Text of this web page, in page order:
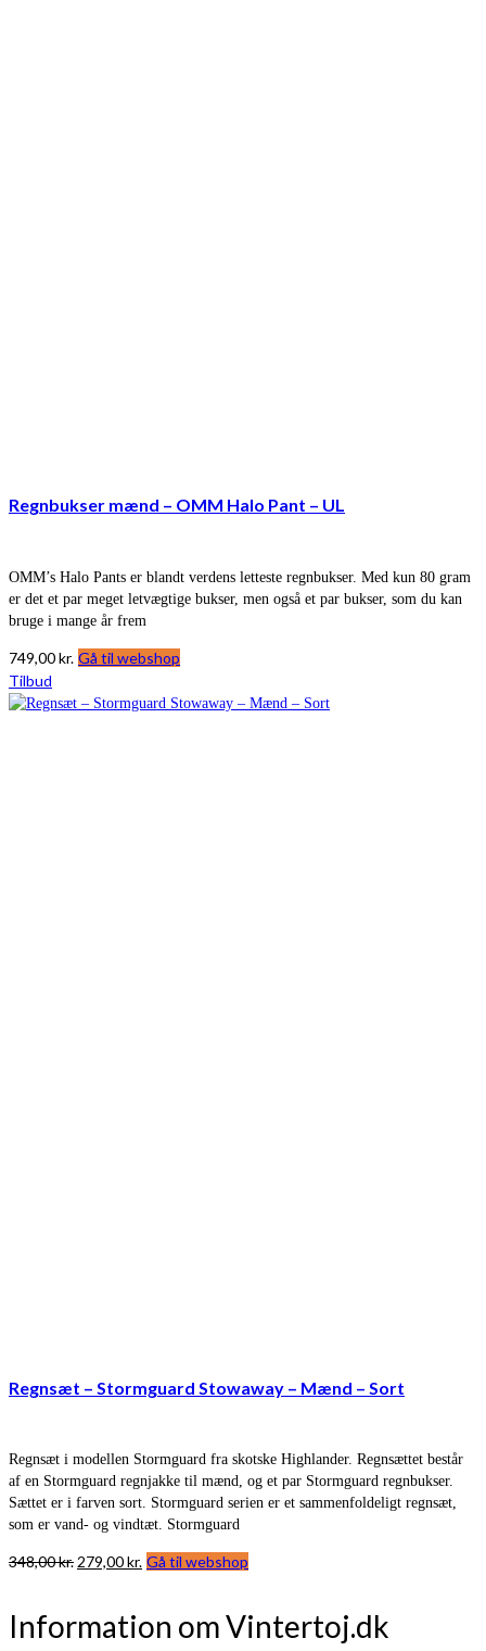
Regnbukser mænd – OMM Halo Pant – UL
OMM’s Halo Pants er blandt verdens letteste regnbukser. Med kun 80 gram
er det et par meget letvægtige bukser, men også et par bukser, som du kan
bruge i mange år frem
749,00kr. Gå til webshop
Tilbud
Regnsæt – Stormguard Stowaway – Mænd – Sort
Regnsæt i modellen Stormguard fra skotske Highlander. Regnsættet består
af en Stormguard regnjakke til mænd, og et par Stormguard regnbukser.
Sættet er i farven sort. Stormguard serien er et sammenfoldeligt regnsæt,
som er vand- og vindtæt. Stormguard
348,00kr. Den
var:
279,00kr. Den
er:
Gå til webshop
Information om Vintertoj.dk